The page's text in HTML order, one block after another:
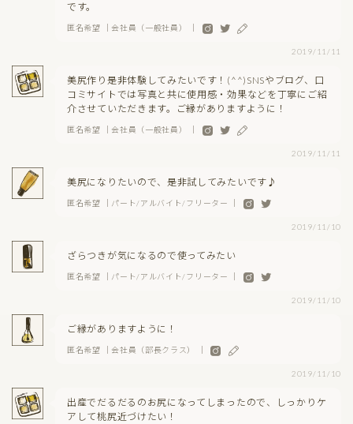
です。
匿名希望 ｜会社員（一般社員） ｜
2019/11/11
美尻作り是非体験してみたいです！(^^)SNSやブログ、口
コミサイトでは写真と共に使用感・効果などを丁寧にご紹
介させていただきます。ご縁がありますように！
匿名希望 ｜会社員（一般社員） ｜
2019/11/11
美尻になりたいので、是非試してみたいです♪
匿名希望 ｜パート/アルバイト/フリーター ｜
2019/11/10
ざらつきが気になるので使ってみたい
匿名希望 ｜パート/アルバイト/フリーター ｜
2019/11/10
ご縁がありますように！
匿名希望 ｜会社員（部長クラス） ｜
2019/11/10
出産でだるだるのお尻になってしまったので、しっかりケ
アして桃尻近づけたい！